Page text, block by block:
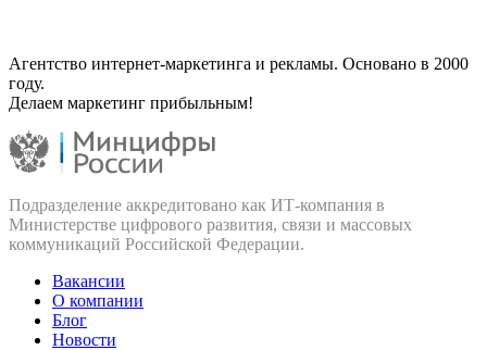
Агентство интернет-маркетинга и рекламы. Основано в 2000
году.
Делаем маркетинг прибыльным!
Подразделение аккредитовано как ИТ‑компания в
Министерстве цифрового развития, связи и массовых
коммуникаций Российской Федерации.
Вакансии
О компании
Блог
Новости